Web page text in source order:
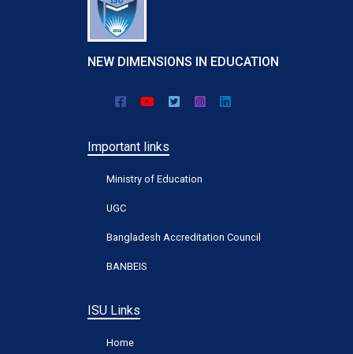
NEW DIMENSIONS IN EDUCATION
Important links
Ministry of Education
UGC
Bangladesh Accreditation Council
BANBEIS
ISU Links
Home